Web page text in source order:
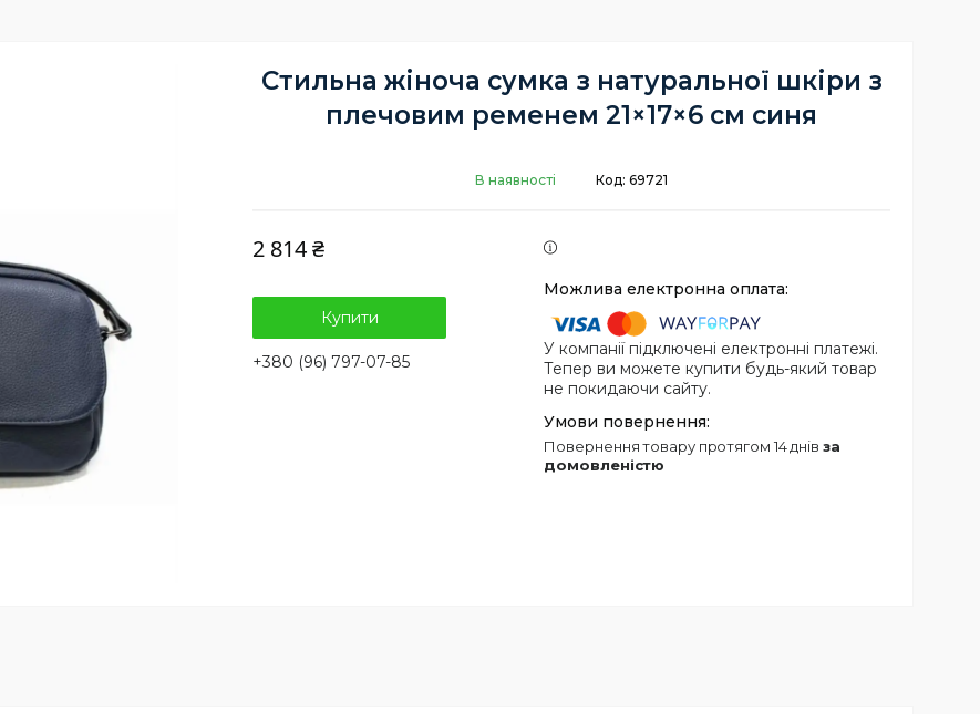
Стильна жіноча сумка з натуральної шкіри з
плечовим ременем 21×17×6 см синя
В наявності Код: 69721
2 814 ₴
Купити
+380 (96) 797-07-85
У компанії підключені електронні платежі.
Тепер ви можете купити будь-який товар
не покидаючи сайту.
повернення товару протягом 14 днів за
домовленістю